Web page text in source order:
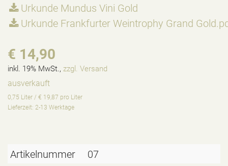
Urkunde Mundus Vini Gold
Urkunde Frankfurter Weintrophy Grand
€ 14,90
inkl. 19% MwSt., zzgl. Versand
ausverkauft
0,75 Liter / € 19,87 pro Liter
Lieferzeit: 2-13 Werktage
Artikelnummer
07